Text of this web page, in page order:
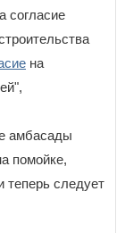
согласие
на
амбасады
помойке,
теперь следует